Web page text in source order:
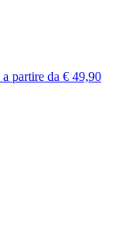
a partire da € 49,90